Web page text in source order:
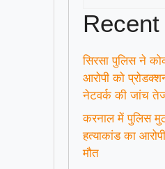
सिरसा पुलिस ने
आरोपी को
नेटवर्क की जांच
करनाल में पुलिस
हत्याकांड का
मौत